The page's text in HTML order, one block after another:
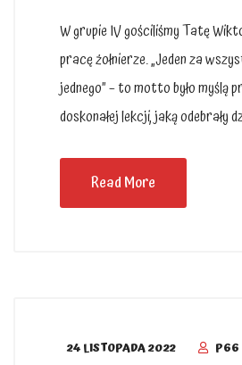
W grupie IV gościliśmy Tatę
pracę żołnierze. „Jeden za
jednego” – to motto było myślą
doskonałej lekcji, jaką odebrały
Read More
24 LISTOPADA 2022
P66